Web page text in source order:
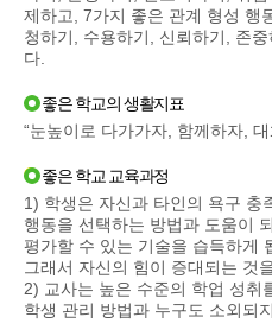
제하고, 7가지 좋은 관계 형성 행
청하기, 수용하기, 신뢰하기, 존
다.
좋은 학교의 생활지표
“눈높이로 다가가자, 함께하자,
좋은 학교 교육과정
1) 학생은 자신과 타인의 욕구 충
행동을 선택하는 방법과 도움이
평가할 수 있는 기술을 습득하게
그래서 자신의 힘이 증대되는 것
2) 교사는 높은 수준의 학업 성취
학생 관리 방법과 누구도 소외되